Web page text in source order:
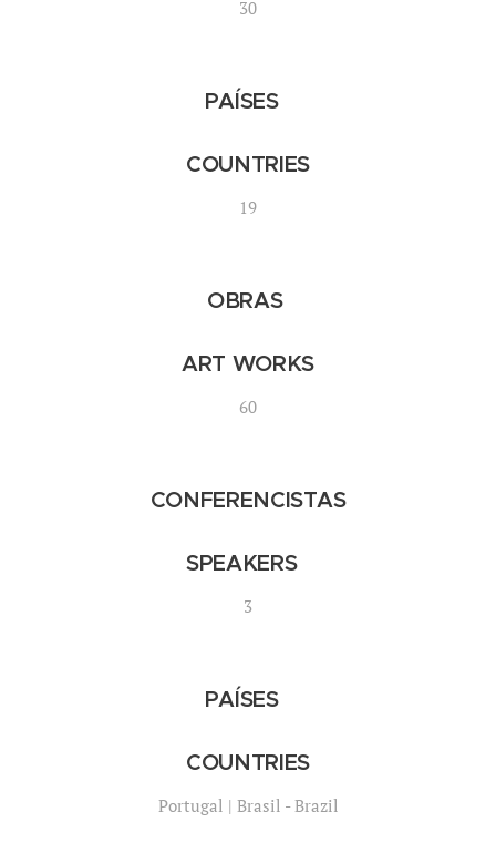
30
PAÍSES
COUNTRIES
19
OBRAS
ART WORKS
60
CONFERENCISTAS
SPEAKERS
3
PAÍSES
COUNTRIES
Portugal | Brasil - Brazil